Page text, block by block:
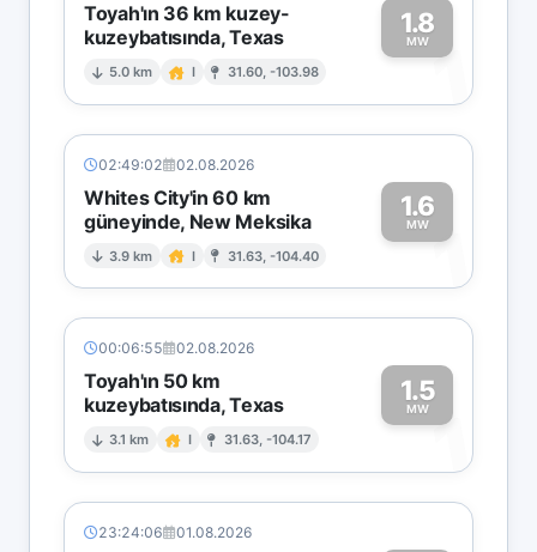
Toyah'ın 36 km kuzey-
kuzeybatısında, Texas
5.0 km I 31.60, -103.98
1.8
MW1
02:49:02 02.08.2026
Whites City'in 60 km
güneyinde, New Meksika
3.9 km I 31.63, -104.40
1.6
MW1
00:06:55 02.08.2026
Toyah'ın 50 km
kuzeybatısında, Texas
3.1 km I 31.63, -104.17
1.5
MW1
23:24:06 01.08.2026